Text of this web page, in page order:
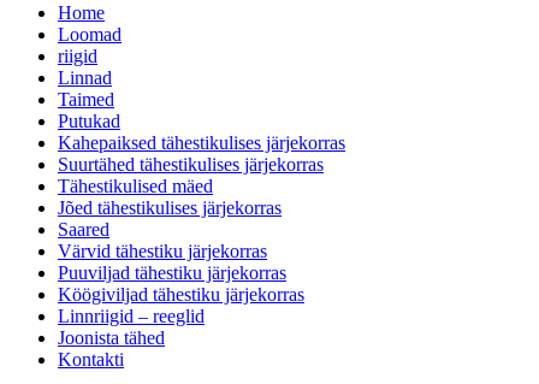
Home
Loomad
riigid
Linnad
Taimed
Putukad
Kahepaiksed tähestikulises järjekorras
Suurtähed tähestikulises järjekorras
Tähestikulised mäed
Jõed tähestikulises järjekorras
Saared
Värvid tähestiku järjekorras
Puuviljad tähestiku järjekorras
Köögiviljad tähestiku järjekorras
Linnriigid – reeglid
Joonista tähed
Kontakti